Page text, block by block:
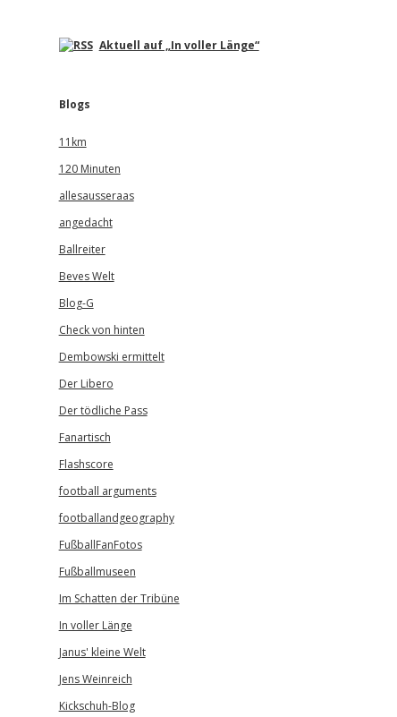
Aktuell auf „In voller Länge“
Blogs
11km
120 Minuten
allesausseraas
angedacht
Ballreiter
Beves Welt
Blog-G
Check von hinten
Dembowski ermittelt
Der Libero
Der tödliche Pass
Fanartisch
Flashscore
football arguments
footballandgeography
FußballFanFotos
Fußballmuseen
Im Schatten der Tribüne
In voller Länge
Janus' kleine Welt
Jens Weinreich
Kickschuh-Blog